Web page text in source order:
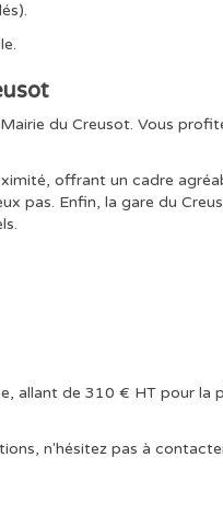
du Creusot. Vous
offrant un cadre
pas. Enfin, la gare du
allant de 310 € HT pour la
n'hésitez pas à